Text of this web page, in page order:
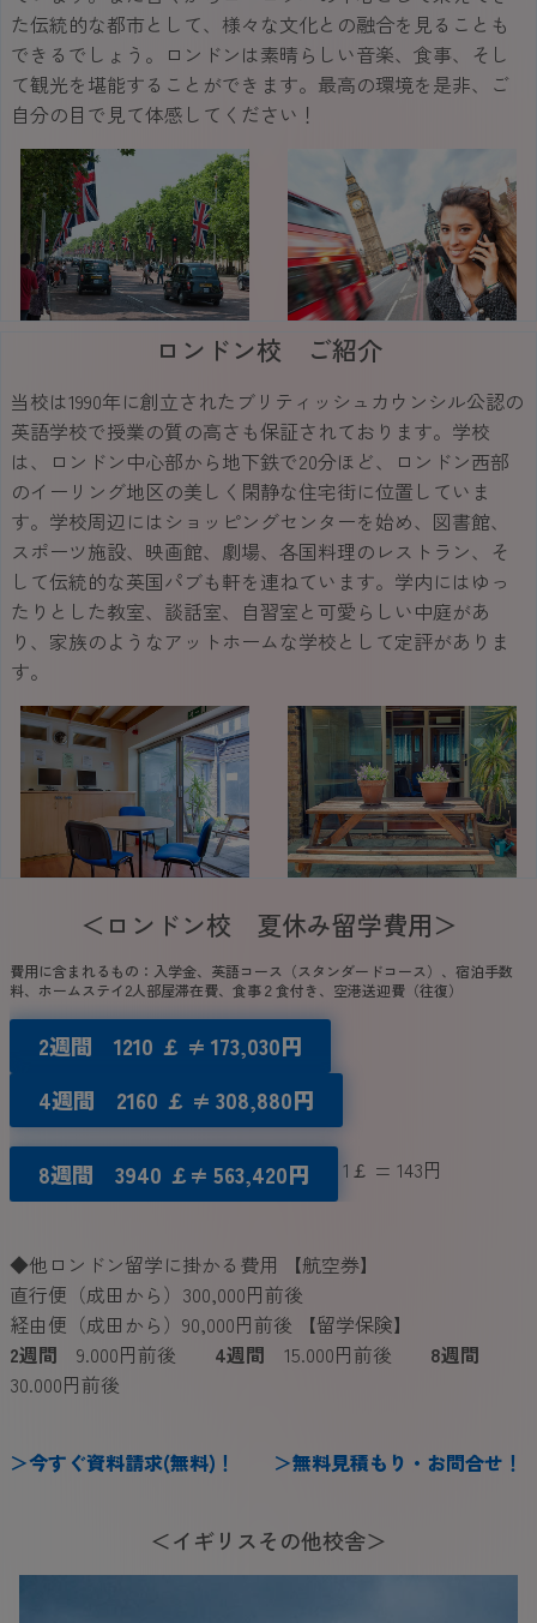
た伝統的な都市として、様々な文化との融合を見ることも
できるでしょう。ロンドンは素晴らしい音楽、食事、そし
て観光を堪能することができます。最高の環境を是非、ご
自分の目で見て体感してください！
ロンドン校 ご紹介
当校は1990年に創立されたブリティッシュカウンシル公認の
英語学校で授業の質の高さも保証されております。学校
は、ロンドン中心部から地下鉄で20分ほど、ロンドン西部
のイーリング地区の美しく閑静な住宅街に位置していま
す。学校周辺にはショッピングセンターを始め、図書館、
スポーツ施設、映画館、劇場、各国料理のレストラン、そ
して伝統的な英国パブも軒を連ねています。学内にはゆっ
たりとした教室、談話室、自習室と可愛らしい中庭があ
り、家族のようなアットホームな学校として定評がありま
す。
＜ロンドン校 夏休み留学費用＞
費用に含まれるもの：入学金、英語コース（スタンダードコース）、宿泊手数
料、ホームステイ2人部屋滞在費、食事２食付き、空港送迎費（往復）
2週間 1210 ￡ ≠ 173,030円
4週間 2160 ￡ ≠ 308,880円
8週間 3940 ￡≠ 563,420円 1￡ = 143円
◆他ロンドン留学に掛かる費用 【航空券】
直行便（成田から）300,000円前後
経由便（成田から）90,000円前後 【留学保険】
2週間 9.000円前後 4週間 15.000円前後
8週間
30.000円前後
＞今すぐ資料請求(無料) ！ ＞無料見積もり・お問合せ ！
＜イギリスその他校舎＞